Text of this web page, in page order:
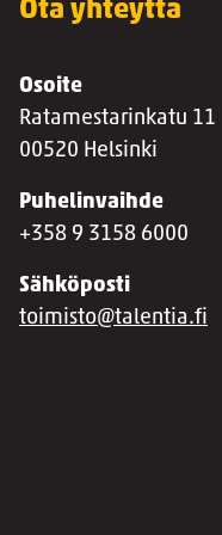
Ota yhteyttä
Osoite
Ratamestarinkatu 11
00520 Helsinki
Puhelinvaihde
+358 9 3158 6000
Sähköposti
toimisto@talentia.fi